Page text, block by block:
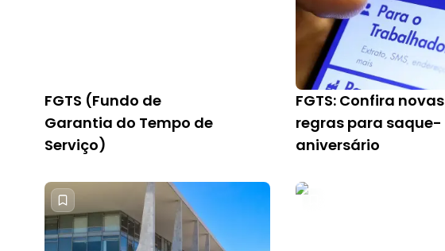
FGTS (Fundo de
Garantia do Tempo de
Serviço)
FGTS: Confira novas
regras para saque-
aniversário